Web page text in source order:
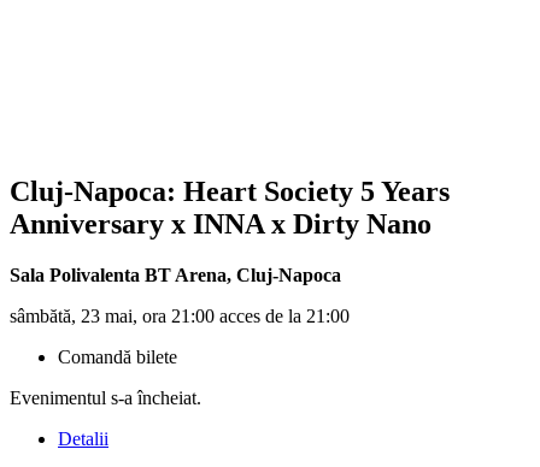
Cluj-Napoca: Heart Society 5 Years
Anniversary x INNA x Dirty Nano
Sala Polivalenta BT Arena, Cluj-Napoca
sâmbătă, 23 mai, ora 21:00 acces de la 21:00
Comandă bilete
Evenimentul s-a încheiat.
Detalii